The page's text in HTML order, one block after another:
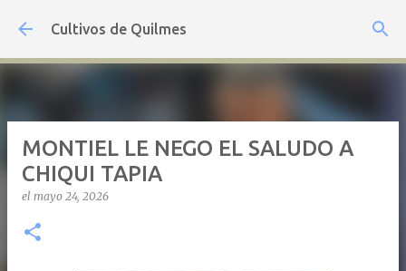
Ir al contenido principal
Cultivos de Quilmes
MONTIEL LE NEGO EL SALUDO A
CHIQUI TAPIA
el mayo 24, 2026